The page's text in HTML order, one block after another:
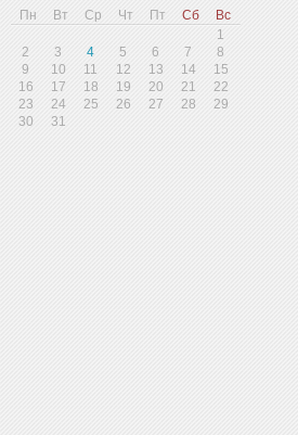
Пн Вт Ср Чт Пт Сб
Вс
1
2
3 4 5 6 7
8
9
10 11 12 13 14
15
16
17 18 19 20 21
22
23
24 25 26 27 28
29
30
31